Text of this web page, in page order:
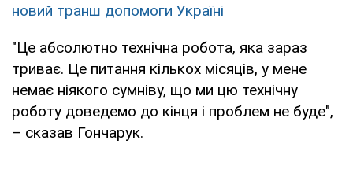
новий транш допомоги Україні
"Це абсолютно технічна робота, яка зараз
триває. Це питання кількох місяців, у мене
немає ніякого сумніву, що ми цю технічну
роботу доведемо до кінця і проблем не буде",
– сказав Гончарук.